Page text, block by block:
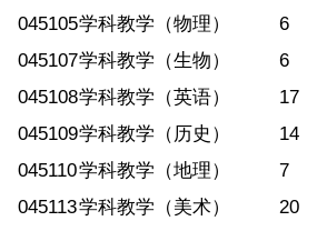
045105学科教学（物理）
6
045107学科教学（生物）
6
045108学科教学（英语）
17
045109学科教学（历史）
14
045110学科教学（地理）
7
045113学科教学（美术）
20